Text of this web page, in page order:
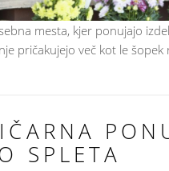
mesta, kjer ponujajo
pričakujejo več kot le
SPLETA